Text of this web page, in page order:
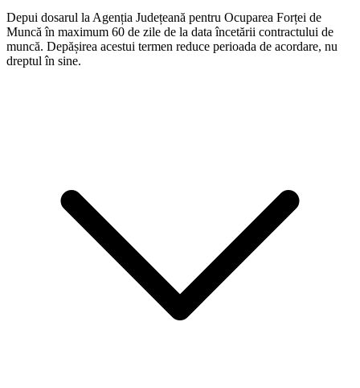
Depui dosarul la Agenția Județeană pentru Ocuparea Forței de
Muncă în maximum 60 de zile de la data încetării contractului de
muncă. Depășirea acestui termen reduce perioada de acordare, nu
dreptul în sine.